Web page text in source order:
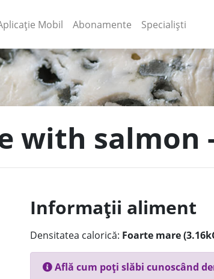
Mobil (current)
Abonamente Specialiști
with salmon
Informații aliment
Densitatea calorică: Foarte mare
Află cum poți slăbi cunoscând